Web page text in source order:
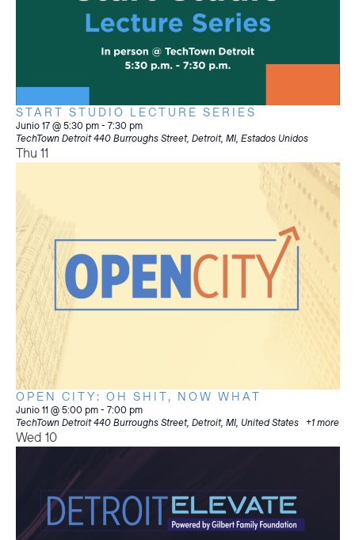
START STUDIO LECTURE SERIES
Junio 17 @ 5:30 pm- 7:30 pm
TechTown Detroit 440 Burroughs Street, Detroit, MI, Estados Unidos
Thu 11
OPEN CITY: OH SHIT, NOW WHAT
Junio 11 @ 5:00 pm- 7:00 pm
TechTown Detroit440 Burroughs Street, Detroit, MI, United States +1 more
Wed 10